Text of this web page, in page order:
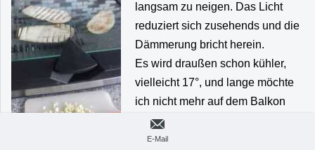
langsam zu neigen. Das Licht
reduziert sich zusehends und die
Dämmerung bricht herein.
Es wird draußen schon kühler,
vielleicht 17°, und lange möchte
ich nicht mehr auf dem Balkon
bleiben.
Ich esse das letzte Stück
E-Mail